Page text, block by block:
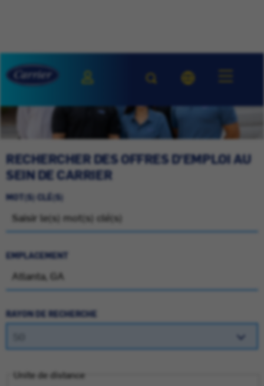
RECHERCHER DES OFFRES D'EMPLOI AU
SEIN DE CARRIER
MOT(S) CLÉ(S)
EMPLACEMENT
RAYON DE RECHERCHE
Unite de distance